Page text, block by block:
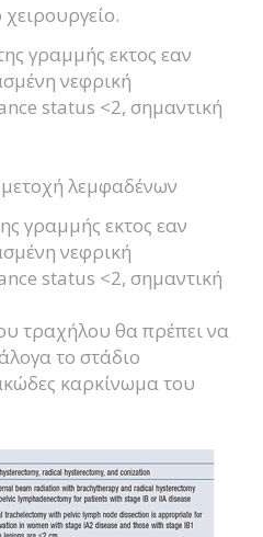
γραμμής εκτος εαν
νεφρική
status <2, σημαντική
λεμφαδένων
γραμμής εκτος εαν
νεφρική
status <2, σημαντική
τραχήλου θα πρέπει να
το στάδιο
καρκίνωμα του